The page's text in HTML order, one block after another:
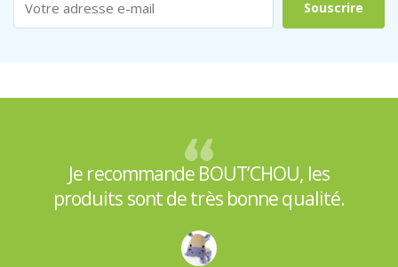
Je recommande BOUT’CHOU, les
produits sont de très bonne qualité.